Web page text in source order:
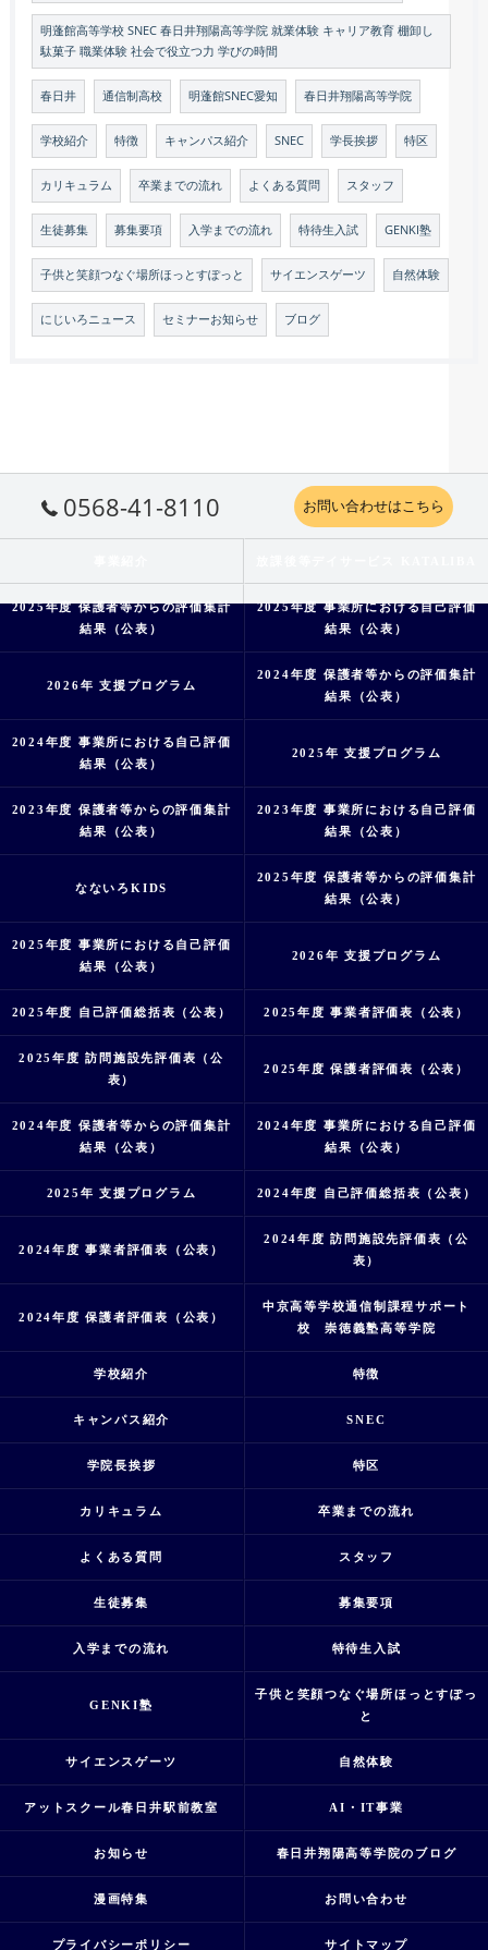
明蓬館高等学校 SNEC 春日井翔陽高等学院 就業体験 キャリア教育 棚卸し
駄菓子 職業体験 社会で役立つ力 学びの時間
春日井 通信制高校 明蓬館SNEC愛知 春日井翔陽高等学院
学校紹介 特徴 キャンパス紹介 SNEC 学長挨拶 特区
カリキュラム 卒業までの流れ よくある質問 スタッフ
生徒募集 募集要項 入学までの流れ 特待生入試 GENKI塾
子供と笑顔つなぐ場所ほっとすぽっと サイエンスゲーツ 自然体験
にじいろニュース セミナーお知らせ ブログ
0568-41-8110 お問い合わせはこちら
2025年度 保護者等からの評価集計
結果（公表）
2025年度 事業所における自己評価
結果（公表）
2026年 支援プログラム
2024年度 保護者等からの評価集計
結果（公表）
2024年度 事業所における自己評価
結果（公表）
2025年 支援プログラム
2023年度 保護者等からの評価集計
結果（公表）
2023年度 事業所における自己評価
結果（公表）
なないろKIDS
2025年度 保護者等からの評価集計
結果（公表）
2025年度 事業所における自己評価
結果（公表）
2026年 支援プログラム
2025年度 自己評価総括表（公表） 2025年度 事業者評価表（公表）
2025年度 訪問施設先評価表（公
表）
2025年度 保護者評価表（公表）
2024年度 保護者等からの評価集計
結果（公表）
2024年度 事業所における自己評価
結果（公表）
2025年 支援プログラム 2024年度 自己評価総括表（公表）
2024年度 事業者評価表（公表）
2024年度 訪問施設先評価表（公
表）
2024年度 保護者評価表（公表）
中京高等学校通信制課程サポート
校 崇徳義塾高等学院
学校紹介 特徴
キャンパス紹介 SNEC
学院長挨拶 特区
カリキュラム 卒業までの流れ
よくある質問 スタッフ
生徒募集 募集要項
入学までの流れ 特待生入試
GENKI塾
子供と笑顔つなぐ場所ほっとすぽっ
と
サイエンスゲーツ 自然体験
アットスクール春日井駅前教室 AI・IT事業
お知らせ 春日井翔陽高等学院のブログ
漫画特集 お問い合わせ
プライバシーポリシー サイトマップ